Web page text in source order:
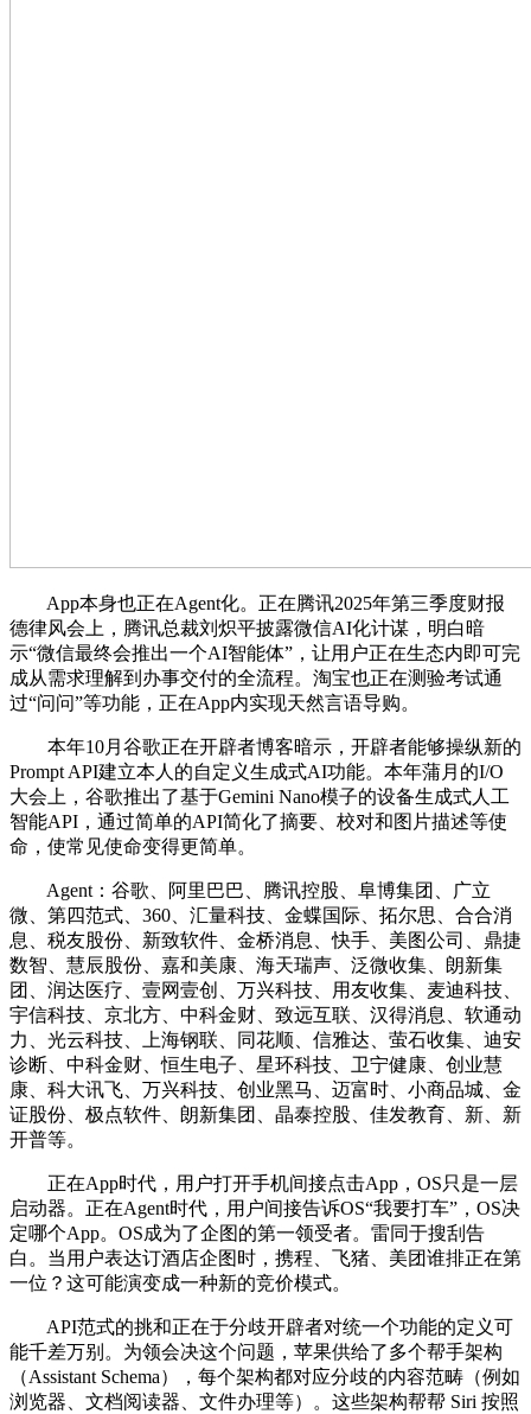
App本身也正在Agent化。正在腾讯2025年第三季度财报
德律风会上，腾讯总裁刘炽平披露微信AI化计谋，明白暗
示“微信最终会推出一个AI智能体”，让用户正在生态内即可完
成从需求理解到办事交付的全流程。淘宝也正在测验考试通
过“问问”等功能，正在App内实现天然言语导购。
本年10月谷歌正在开辟者博客暗示，开辟者能够操纵新的
Prompt API建立本人的自定义生成式AI功能。本年蒲月的I/O
大会上，谷歌推出了基于Gemini Nano模子的设备生成式人工
智能API，通过简单的API简化了摘要、校对和图片描述等使
命，使常见使命变得更简单。
Agent：谷歌、阿里巴巴、腾讯控股、阜博集团、广立
微、第四范式、360、汇量科技、金蝶国际、拓尔思、合合消
息、税友股份、新致软件、金桥消息、快手、美图公司、鼎捷
数智、慧辰股份、嘉和美康、海天瑞声、泛微收集、朗新集
团、润达医疗、壹网壹创、万兴科技、用友收集、麦迪科技、
宇信科技、京北方、中科金财、致远互联、汉得消息、软通动
力、光云科技、上海钢联、同花顺、信雅达、萤石收集、迪安
诊断、中科金财、恒生电子、星环科技、卫宁健康、创业慧
康、科大讯飞、万兴科技、创业黑马、迈富时、小商品城、金
证股份、极点软件、朗新集团、晶泰控股、佳发教育、新、新
开普等。
正在App时代，用户打开手机间接点击App，OS只是一层
启动器。正在Agent时代，用户间接告诉OS“我要打车”，OS决
定哪个App。OS成为了企图的第一领受者。雷同于搜刮告
白。当用户表达订酒店企图时，携程、飞猪、美团谁排正在第
一位？这可能演变成一种新的竞价模式。
API范式的挑和正在于分歧开辟者对统一个功能的定义可
能千差万别。为领会决这个问题，苹果供给了多个帮手架构
（Assistant Schema），每个架构都对应分歧的内容范畴（例如
浏览器、文档阅读器、文件办理等）。这些架构帮帮 Siri 按照